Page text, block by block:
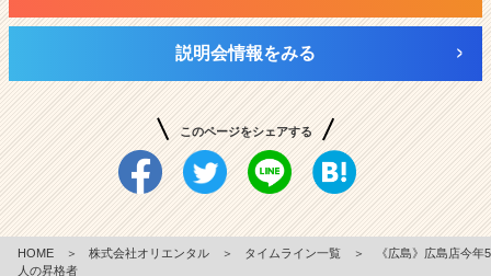
説明会情報をみる
このページをシェアする
HOME ＞ 株式会社オリエンタル ＞ タイムライン一覧 ＞
《広島》広島店今年5
人の昇格者